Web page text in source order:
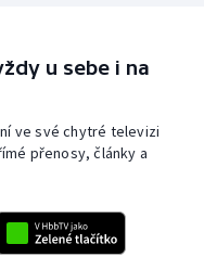
u sebe i na
ve své chytré televizi
přenosy, články a